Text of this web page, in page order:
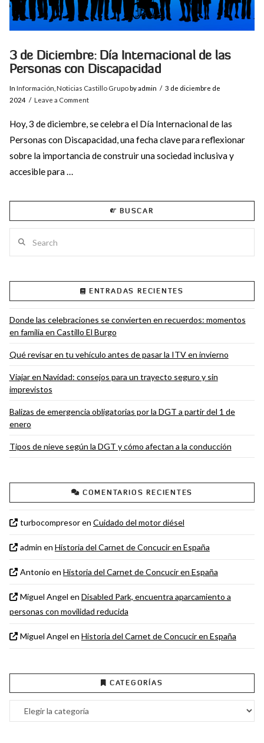
3 de Diciembre: Día Internacional de las
Personas con Discapacidad
In Información Noticias Castillo Grupoby admin
3 de diciembre de
2024
Leave a Comment
Hoy, 3 de diciembre, se celebra el Día Internacional de las
Personas con Discapacidad, una fecha clave para reflexionar
sobre la importancia de construir una sociedad inclusiva y
accesible para …
BUSCAR
ENTRADAS RECIENTES
Donde las celebraciones se convierten en recuerdos: momentos
en familia en Castillo El Burgo
Qué revisar en tu vehículo antes de pasar la ITV en invierno
Viajar en Navidad: consejos para un trayecto seguro y sin
imprevistos
Balizas de emergencia obligatorias por la DGT a partir del 1 de
enero
Tipos de nieve según la DGT y cómo afectan a la conducción
COMENTARIOS RECIENTES
turbocompresoren Cuidado del motor diésel
admin en Historia del Carnet de Concucir en España
Antonio en Historia del Carnet de Concucir en España
Miguel Angel en Disabled Park, encuentra aparcamiento a
personas con movilidad reducida
Miguel Angel en Historia del Carnet de Concucir en España
CATEGORÍAS
Categorías